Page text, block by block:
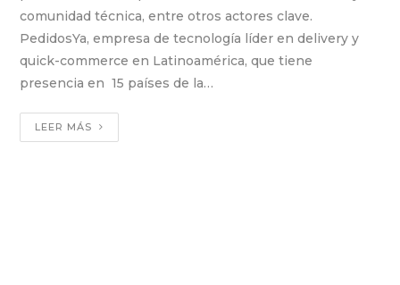
comunidad técnica, entre otros actores clave.
PedidosYa, empresa de tecnología líder en delivery y
quick-commerce en Latinoamérica, que tiene
presencia en 15 países de la…
LEER MÁS